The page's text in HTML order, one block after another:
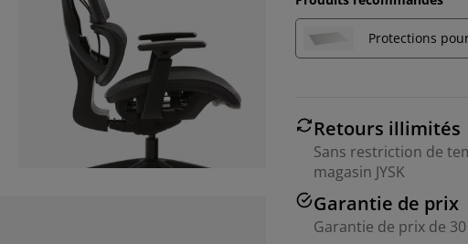
Protections
Retours illimités
Sans restriction de
magasin JYSK
Garantie de prix
Garantie de prix de